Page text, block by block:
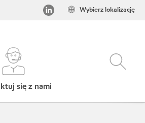
Wybierz lokalizację
się z nami